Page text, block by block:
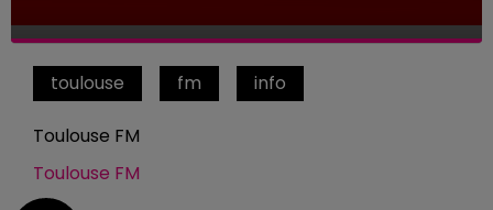
toulouse fm info
Toulouse FM
Toulouse FM